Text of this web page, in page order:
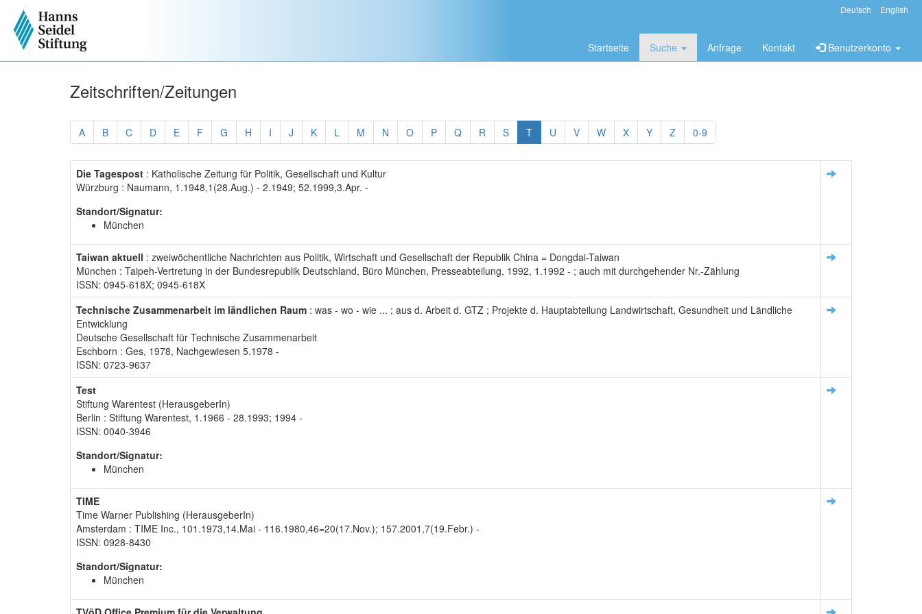
Deutsch English
Startseite Suche Anfrage Kontakt Benutzerkonto
Zeitschriften/Zeitungen
A B C D E F G H I J K L M N O P Q R S T U V W X Y Z 0-9
Die Tagespost : Katholische Zeitung für Politik, Gesellschaft und Kultur
Würzburg : Naumann, 1.1948,1(28.Aug.) - 2.1949; 52.1999,3.Apr. -
Standort/Signatur:
München
Taiwan aktuell : zweiwöchentliche Nachrichten aus Politik, Wirtschaft und Gesellschaft der Republik China = Dongdai-Taiwan
München : Taipeh-Vertretung in der Bundesrepublik Deutschland, Büro München, Presseabteilung, 1992, 1.1992 - ; auch mit durchgehender Nr.-Zählung
ISSN: 0945-618X; 0945-618X
Technische Zusammenarbeit im ländlichen Raum : was - wo - wie ... ; aus d. Arbeit d. GTZ ; Projekte d. Hauptabteilung Landwirtschaft, Gesundheit und Ländliche
Entwicklung
Deutsche Gesellschaft für Technische Zusammenarbeit
Eschborn : Ges, 1978, Nachgewiesen 5.1978 -
ISSN: 0723-9637
Test
Stiftung Warentest (HerausgeberIn)
Berlin : Stiftung Warentest, 1.1966 - 28.1993; 1994 -
ISSN: 0040-3946
Standort/Signatur:
München
TIME
Time Warner Publishing (HerausgeberIn)
Amsterdam : TIME Inc., 101.1973,14.Mai - 116.1980,46=20(17.Nov.); 157.2001,7(19.Febr.) -
ISSN: 0928-8430
Standort/Signatur:
München